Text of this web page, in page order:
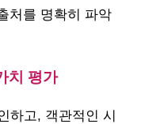
처를 명확히 파악
치 평가
하고, 객관적인 시